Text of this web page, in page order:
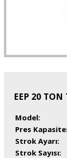
EEP 20
Model:
Pres
Strok Ayarı:
Strok Sayısı: